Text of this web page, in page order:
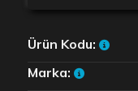
Ürün Kodu:
Marka: